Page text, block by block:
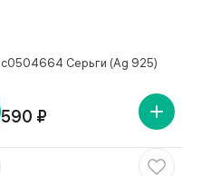
с0504664 Серьги (Ag 925)
590 ₽